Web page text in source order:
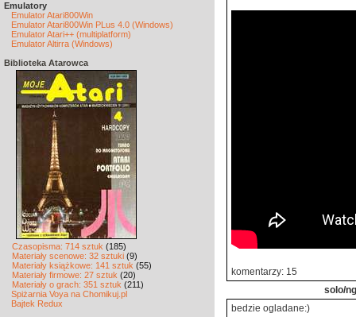
Emulatory
Emulator Atari800Win
Emulator Atari800Win PLus 4.0 (Windows)
Emulator Atari++ (multiplatform)
Emulator Altirra (Windows)
Biblioteka Atarowca
Czasopisma: 714 sztuk (185)
Materiały scenowe: 32 sztuki (9)
Materiały książkowe: 141 sztuk (55)
Materiały firmowe: 27 sztuk (20)
Materiały o grach: 351 sztuk (211)
Spiżarnia Voya na Chomikuj.pl
Bajtek Redux
komentarzy: 15
solo/ng
bedzie ogladane:)